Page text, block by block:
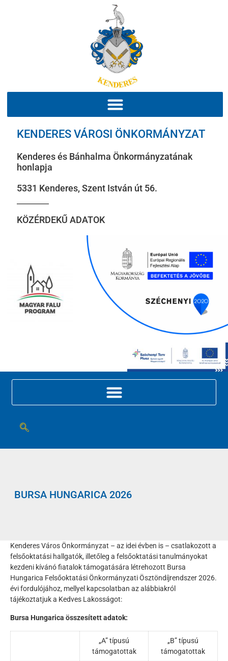
KENDERES VÁROSI ÖNKORMÁNYZAT
Kenderes és Bánhalma Önkormányzatának
honlapja
5331 Kenderes, Szent István út 56.
KÖZÉRDEKŰ ADATOK
BURSA HUNGARICA 2026
Kenderes Város Önkormányzat – az idei évben is – csatlakozott a
felsőoktatási hallgatók, illetőleg a felsőoktatási tanulmányokat
kezdeni kívánó fiatalok támogatására létrehozott Bursa
Hungarica Felsőoktatási Önkormányzati Ösztöndíjrendszer 2026.
évi fordulójához, mellyel kapcsolatban az alábbiakról
tájékoztatjuk a Kedves Lakosságot:
Bursa Hungarica összesített adatok:
„A” típusú
támogatottak
„B” típusú
támogatottak